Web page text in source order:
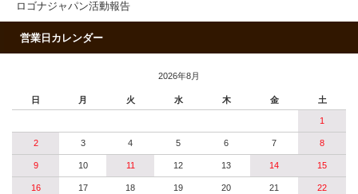
ロゴナジャパン活動報告
営業日カレンダー
2026年8月
日 月 火 水 木 金 土
1
2 3 4 5 6 7 8
9 10 11 12 13 14 15
16 17 18 19 20 21 22